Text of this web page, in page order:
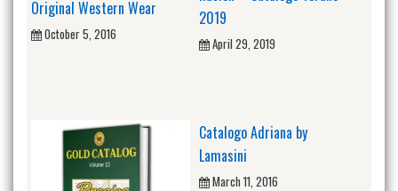
Original Western Wear
October 5, 2016
2019
April 29, 2019
Catalogo Adriana by
Lamasini
March 11, 2016